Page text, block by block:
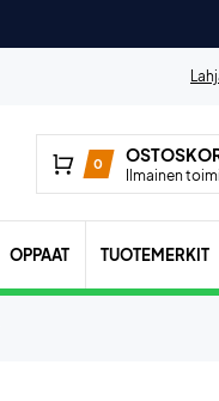
0
Ilmainen
OPPAAT TUOTEMERKIT